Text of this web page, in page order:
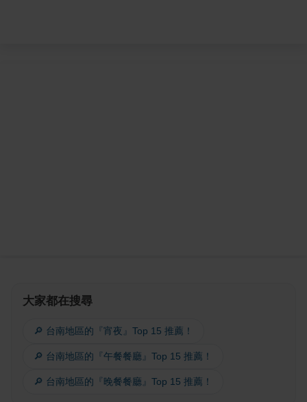
大家都在搜尋
🔎 台南地區的『宵夜』Top 15 推薦！
🔎 台南地區的『午餐餐廳』Top 15 推薦！
🔎 台南地區的『晚餐餐廳』Top 15 推薦！